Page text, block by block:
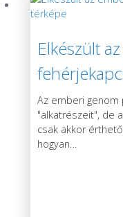
Elkészült
térképe
Az emberi
"alkatrészeit", de
csak akkor
hogyan…